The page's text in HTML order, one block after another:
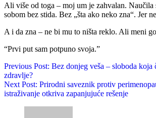
Ali više od toga – moj um je zahvalan. Naučila
sobom bez stida. Bez „šta ako neko zna“. Jer
A i da zna – ne bi mu to ništa reklo. Ali meni
“Prvi put sam potpuno svoja.”
Previous Post: Bez donjeg veša – sloboda koja
zdravlje?
Next Post: Prirodni saveznik protiv
istraživanje otkriva zapanjujuće rešenje